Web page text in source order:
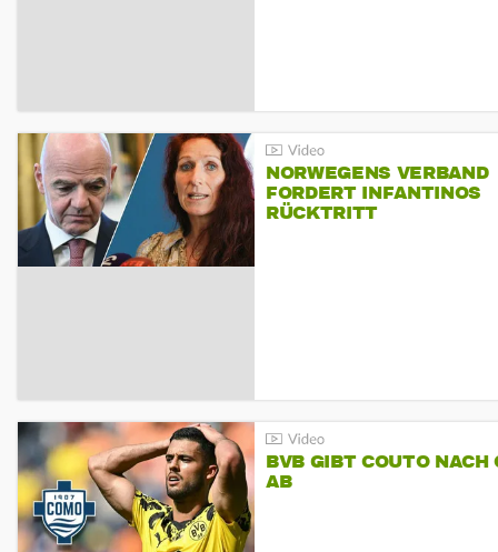
NORWEGENS VERBAND
FORDERT INFANTINOS
RÜCKTRITT
BVB GIBT COUTO NACH
AB